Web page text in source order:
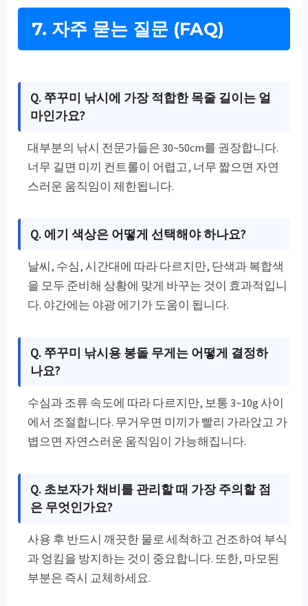
7. 자주 묻는 질문 (FAQ)
Q. 쭈꾸미 낚시에 가장 적합한 목줄 길이는 얼
마인가요?
대부분의 낚시 전문가들은 30~50cm를 권장합니다.
너무 길면 미끼 컨트롤이 어렵고, 너무 짧으면 자연
스러운 움직임이 제한됩니다.
Q. 에기 색상은 어떻게 선택해야 하나요?
날씨, 수심, 시간대에 따라 다르지만, 단색과 복합색
을 모두 준비해 상황에 맞게 바꾸는 것이 효과적입니
다. 야간에는 야광 에기가 도움이 됩니다.
Q. 쭈꾸미 낚시용 봉돌 무게는 어떻게 결정하
나요?
수심과 조류 속도에 따라 다르지만, 보통 3~10g 사이
에서 조절합니다. 무거우면 미끼가 빨리 가라앉고 가
볍으면 자연스러운 움직임이 가능해집니다.
Q. 초보자가 채비를 관리할 때 가장 주의할 점
은 무엇인가요?
사용 후 반드시 깨끗한 물로 세척하고 건조하여 부식
과 엉킴을 방지하는 것이 중요합니다. 또한, 마모된
부분은 즉시 교체하세요.